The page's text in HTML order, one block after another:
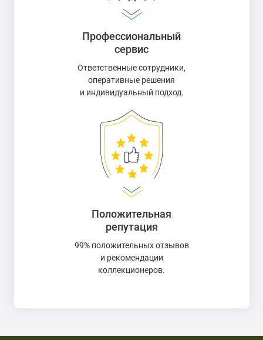
Профессиональный
сервис
Ответственные сотрудники,
оперативные решения
и индивидуальный подход.
Положительная
репутация
99% положительных отзывов
и рекомендации
коллекционеров.